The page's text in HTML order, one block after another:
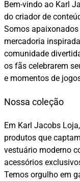
Bem-vindo ao Karl
do criador de
Somos
mercadoria
comunidade
os fãs celebrarem
e momentos de
Nossa coleção
Em Karl Jacobs
produtos que
vestuário moderno
acessórios
Temos orgulho em